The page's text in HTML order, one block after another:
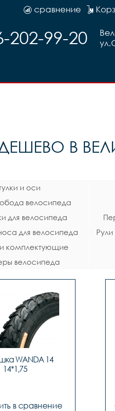
код 41258
сравнение
202-99-20
В
и оси
велосипеда
для велосипеда
для велосипеда
комплектующие
велосипеда
WANDA 14
14*1,75
в сравнение